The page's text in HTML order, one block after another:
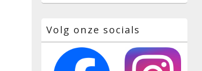
Volg onze socials